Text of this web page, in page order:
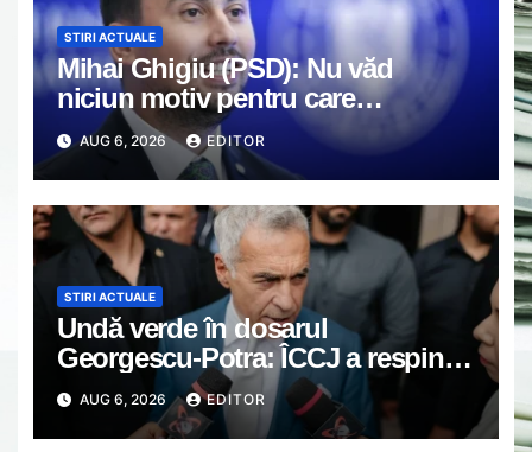
STIRI ACTUALE
Mihai Ghigiu (PSD): Nu văd
niciun motiv pentru care
preşedintele ar trebui să fie
suspendat
AUG 6, 2026 EDITOR
STIRI ACTUALE
Undă verde în dosarul
Georgescu-Potra: ÎCCJ a respins
contestații, poate începe judecata
pe fond privind tentativa de
AUG 6, 2026 EDITOR